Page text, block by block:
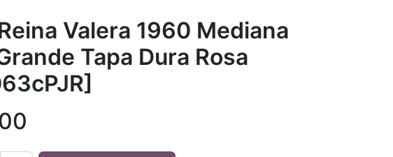
Valera 1960 Mediana
Tapa Dura Rosa